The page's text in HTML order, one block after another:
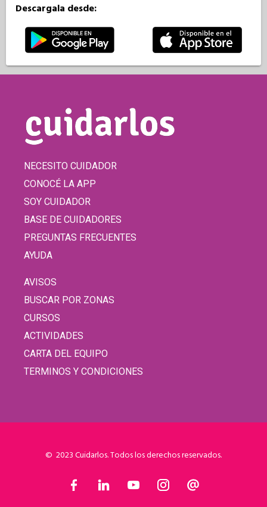
Descargala desde:
NECESITO CUIDADOR
CONOCÉ LA APP
SOY CUIDADOR
BASE DE CUIDADORES
PREGUNTAS FRECUENTES
AYUDA
AVISOS
BUSCAR POR ZONAS
CURSOS
ACTIVIDADES
CARTA DEL EQUIPO
TERMINOS Y CONDICIONES
© 2023 Cuidarlos. Todos los derechos reservados.